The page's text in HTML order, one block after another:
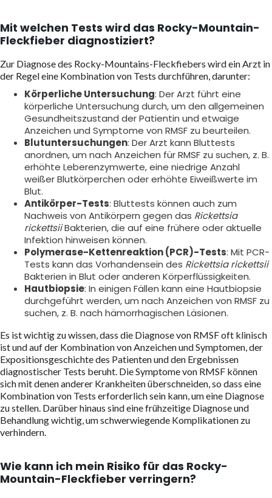
Mit welchen Tests wird das Rocky-Mountain-
Fleckfieber diagnostiziert?
Zur Diagnose des Rocky-Mountains-Fleckfiebers wird ein Arzt in
der Regel eine Kombination von Tests durchführen, darunter:
Körperliche Untersuchung: Der Arzt führt eine
körperliche Untersuchung durch, um den allgemeinen
Gesundheitszustand der Patientin und etwaige
Anzeichen und Symptome von RMSF zu beurteilen.
Blutuntersuchungen: Der Arzt kann Bluttests
anordnen, um nach Anzeichen für RMSF zu suchen, z. B.
erhöhte Leberenzymwerte, eine niedrige Anzahl
weißer Blutkörperchen oder erhöhte Eiweißwerte im
Blut.
Antikörper-Tests: Bluttests können auch zum
Nachweis von Antikörpern gegen das Rickettsia
rickettsiiBakterien, die auf eine frühere oder aktuelle
Infektion hinweisen können.
Polymerase-Kettenreaktion (PCR)-Tests: Mit PCR-
Tests kann das Vorhandensein des Rickettsia rickettsii
Bakterien in Blut oder anderen Körperflüssigkeiten.
Hautbiopsie: In einigen Fällen kann eine Hautbiopsie
durchgeführt werden, um nach Anzeichen von RMSF zu
suchen, z. B. nach hämorrhagischen Läsionen.
Es ist wichtig zu wissen, dass die Diagnose von RMSF oft klinisch
ist und auf der Kombination von Anzeichen und Symptomen, der
Expositionsgeschichte des Patienten und den Ergebnissen
diagnostischer Tests beruht. Die Symptome von RMSF können
sich mit denen anderer Krankheiten überschneiden, so dass eine
Kombination von Tests erforderlich sein kann, um eine Diagnose
zu stellen. Darüber hinaus sind eine frühzeitige Diagnose und
Behandlung wichtig, um schwerwiegende Komplikationen zu
verhindern.
Wie kann ich mein Risiko für das Rocky-
Mountain-Fleckfieber verringern?